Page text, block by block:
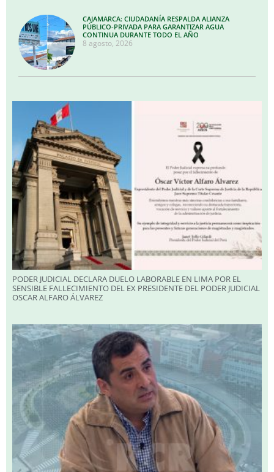
CAJAMARCA: CIUDADANÍA RESPALDA ALIANZA
PÚBLICO-PRIVADA PARA GARANTIZAR AGUA
CONTINUA DURANTE TODO EL AÑO
8 agosto, 2026
PODER JUDICIAL DECLARA DUELO LABORABLE EN LIMA POR EL
SENSIBLE FALLECIMIENTO DEL EX PRESIDENTE DEL PODER JUDICIAL
OSCAR ALFARO ÁLVAREZ